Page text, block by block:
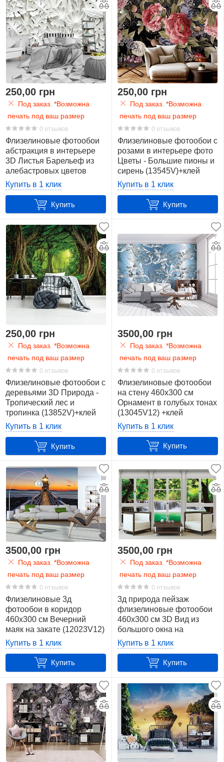
250,00 грн
Под заказ. *Возможна
печать под ваш размер
0 отзывов
Флизелиновые фотообои
абстракция в интерьере
3D Листья Барельеф из
алебастровых цветов
(10052V)+клей
Купить в 1 клик
Купить
250,00 грн
Под заказ. *Возможна
печать под ваш размер
0 отзывов
Флизелиновые фотообои с
розами в интерьере фото
Цветы - Большие пионы и
сирень (13545V)+клей
Купить в 1 клик
Купить
250,00 грн
Под заказ. *Возможна
печать под ваш размер
0 отзывов
Флизелиновые фотообои с
деревьями 3D Природа -
Тропический лес и
тропинка (13852V)+клей
Купить в 1 клик
Купить
3500,00 грн
Под заказ. *Возможна
печать под ваш размер
0 отзывов
Флизелиновые фотообои
на стену 460x300 см
Орнамент в голубых тонах
(13045V12) +клей
Купить в 1 клик
Купить
3500,00 грн
Под заказ. *Возможна
печать под ваш размер
0 отзывов
Флизелиновые 3д
фотообои в коридор
460x300 см Вечерний
маяк на закате (12023V12)
+клей
Купить в 1 клик
Купить
3500,00 грн
Под заказ. *Возможна
печать под ваш размер
0 отзывов
3д природа пейзаж
флизелиновые фотообои
460x300 см 3D Вид из
большого окна на
тропический водопад
(10645V12) +клей
Купить в 1 клик
Купить